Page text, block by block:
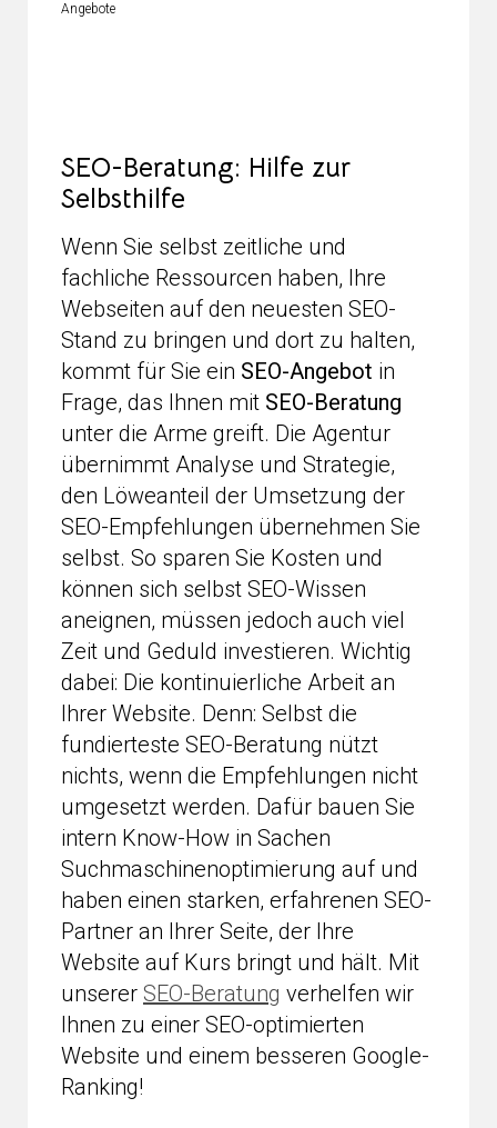
Angebote
SEO-Beratung: Hilfe zur
Selbsthilfe
Wenn Sie selbst zeitliche und
fachliche Ressourcen haben, Ihre
Webseiten auf den neuesten SEO-
Stand zu bringen und dort zu halten,
kommt für Sie ein SEO-Angebot in
Frage, das Ihnen mit SEO-Beratung
unter die Arme greift. Die Agentur
übernimmt Analyse und Strategie,
den Löweanteil der Umsetzung der
SEO-Empfehlungen übernehmen Sie
selbst. So sparen Sie Kosten und
können sich selbst SEO-Wissen
aneignen, müssen jedoch auch viel
Zeit und Geduld investieren. Wichtig
dabei: Die kontinuierliche Arbeit an
Ihrer Website. Denn: Selbst die
fundierteste SEO-Beratung nützt
nichts, wenn die Empfehlungen nicht
umgesetzt werden. Dafür bauen Sie
intern Know-How in Sachen
Suchmaschinenoptimierung auf und
haben einen starken, erfahrenen SEO-
Partner an Ihrer Seite, der Ihre
Website auf Kurs bringt und hält. Mit
unserer SEO-Beratung verhelfen wir
Ihnen zu einer SEO-optimierten
Website und einem besseren Google-
Ranking!